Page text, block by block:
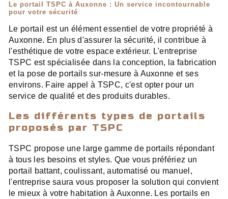
Le portail TSPC à Auxonne : Un service incontournable
pour votre sécurité
Le portail est un élément essentiel de votre propriété à
Auxonne. En plus d'assurer la sécurité, il contribue à
l'esthétique de votre espace extérieur. L'entreprise
TSPC est spécialisée dans la conception, la fabrication
et la pose de portails sur-mesure à Auxonne et ses
environs. Faire appel à TSPC, c'est opter pour un
service de qualité et des produits durables.
Les différents types de portails
proposés par TSPC
TSPC propose une large gamme de portails répondant
à tous les besoins et styles. Que vous préfériez un
portail battant, coulissant, automatisé ou manuel,
l'entreprise saura vous proposer la solution qui convient
le mieux à votre habitation à Auxonne. Les portails en